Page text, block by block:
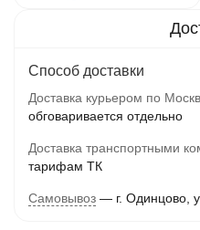
Способ доставки
Доставка курьером по
обговаривается отдельно
Доставка транспортными
тарифам ТК
Самовывоз г. Одинцово,